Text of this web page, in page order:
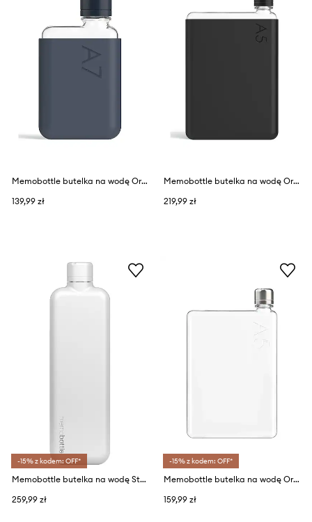
Memobottle butelka na wodę Original A7 180 ml
139,99 zł
Memobottle butelka na wodę Original A5 750 ml
219,99 zł
-15% z kodem: OFF*
Memobottle butelka na wodę Stainless Steel Slim 600 ml
259,99 zł
-15% z kodem: OFF*
Memobottle butelka na wodę Original A5 750 ml
159,99 zł